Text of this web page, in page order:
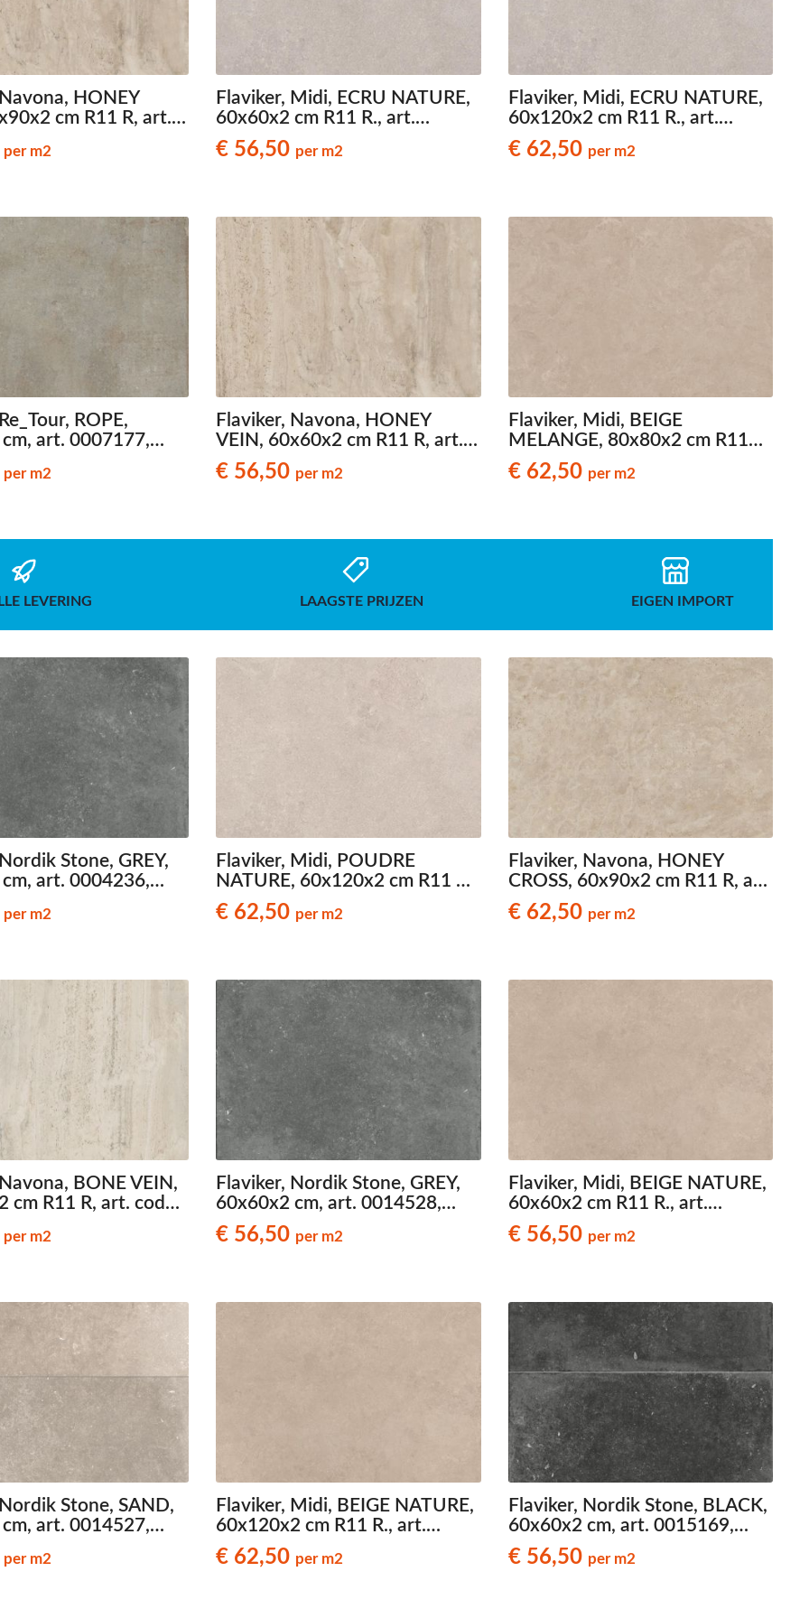
Verband
en Aparte
formaten
HONEY
cm R11 R, art.
travertinlook
per m2
Flaviker, Midi, ECRU NATURE,
60x60x2 cm R11 R., art.
0030168, natuursteenlook
terrastegels
€ 56,50 per m2
Flaviker, Midi, ECRU NATURE,
60x120x2 cm R11 R., art.
0021167, natuursteenlook
terrastegels
€ 62,50 per m2
ROPE,
art. 0007177,
terrastegels
per m2
Flaviker, Navona, HONEY
VEIN, 60x60x2 cm R11 R, art.
code 0012104, travertinlook
terrastegels
€ 56,50 per m2
Flaviker, Midi, BEIGE
MELANGE, 80x80x2 cm R11
R., art. 0021617,
natuursteenlook terrastegels
€ 62,50 per m2
LEVERING LAAGSTE PRIJZEN EIGEN IMPORT
Stone, GREY,
art. 0004236,
terrastegels
per m2
Flaviker, Midi, POUDRE
NATURE, 60x120x2 cm R11 R.,
art. 0021166, natuursteenlook
terrastegels
€ 62,50 per m2
Flaviker, Navona, HONEY
CROSS, 60x90x2 cm R11 R, art.
code 0007181, travertinlook
terrastegels
€ 62,50 per m2
BONE VEIN,
cm R11 R, art. code
travertinlook
per m2
Flaviker, Nordik Stone, GREY,
60x60x2 cm, art. 0014528,
natuursteenlook terrastegels
€ 56,50 per m2
Flaviker, Midi, BEIGE NATURE,
60x60x2 cm R11 R., art.
0030166, natuursteenlook
terrastegels
€ 56,50 per m2
Stone, SAND,
art. 0014527,
terrastegels
per m2
Flaviker, Midi, BEIGE NATURE,
60x120x2 cm R11 R., art.
0021165, natuursteenlook
terrastegels
€ 62,50 per m2
Flaviker, Nordik Stone, BLACK,
60x60x2 cm, art. 0015169,
natuursteenlook terrastegels
€ 56,50 per m2